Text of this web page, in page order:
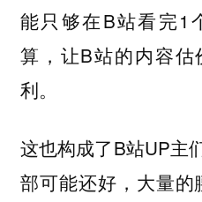
能只够在B站看完1
算，让B站的内容
利。
这也构成了B站UP主
部可能还好，大量